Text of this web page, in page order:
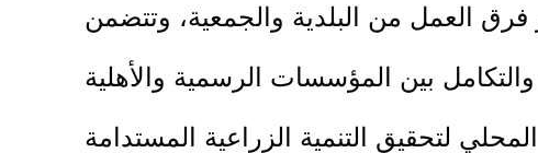
العمل من البلدية والجمعية، وتتضمن
بين المؤسسات الرسمية والأهلية